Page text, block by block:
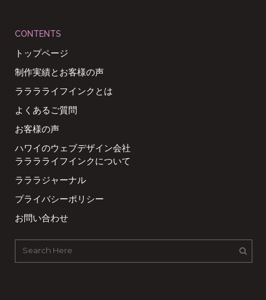
CONTENTS
トップページ
制作実績とお客様の声
ラララライフインクとは
よくあるご質問
お客様の声
ハワイのウェブデザイン会社
ラララライフインクについて
ラララジャーナル
プライバシーポリシー
お問い合わせ